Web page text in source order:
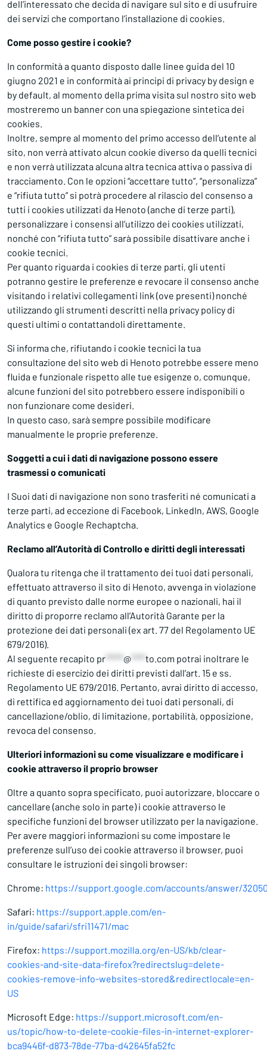
dell’interessato che decida di navigare sul sito e di usufruire
dei servizi che comportano l’installazione di cookies.
Come posso gestire i cookie?
In conformità a quanto disposto dalle linee guida del 10
giugno 2021 e in conformità ai principi di privacy by design e
by default, al momento della prima visita sul nostro sito web
mostreremo un banner con una spiegazione sintetica dei
cookies.
Inoltre, sempre al momento del primo accesso dell’utente al
sito, non verrà attivato alcun cookie diverso da quelli tecnici
e non verrà utilizzata alcuna altra tecnica attiva o passiva di
tracciamento. Con le opzioni “accettare tutto”, “personalizza”
e “rifiuta tutto” si potrà procedere al rilascio del consenso a
tutti i cookies utilizzati da Henoto (anche di terze parti),
personalizzare i consensi all’utilizzo dei cookies utilizzati,
nonché con “rifiuta tutto” sarà possibile disattivare anche i
cookie tecnici.
Per quanto riguarda i cookies di terze parti, gli utenti
potranno gestire le preferenze e revocare il consenso anche
visitando i relativi collegamenti link (ove presenti) nonché
utilizzando gli strumenti descritti nella privacy policy di
questi ultimi o contattandoli direttamente.
Si informa che, rifiutando i cookie tecnici la tua
consultazione del sito web di Henoto potrebbe essere meno
fluida e funzionale rispetto alle tue esigenze o, comunque,
alcune funzioni del sito potrebbero essere indisponibili o
non funzionare come desideri.
In questo caso, sarà sempre possibile modificare
manualmente le proprie preferenze.
Soggetti a cui i dati di navigazione possono essere
trasmessi o comunicati
I Suoi dati di navigazione non sono trasferiti né comunicati a
terze parti, ad eccezione di Facebook, LinkedIn, AWS, Google
Analytics e Google Rechaptcha.
Reclamo all’Autorità di Controllo e diritti degli interessati
Qualora tu ritenga che il trattamento dei tuoi dati personali,
effettuato attraverso il sito di Henoto, avvenga in violazione
di quanto previsto dalle norme europee o nazionali, hai il
diritto di proporre reclamo all’Autorità Garante per la
protezione dei dati personali (ex art. 77 del Regolamento UE
679/2016).
Al seguente recapito pr ***** @ **** to.com potrai inoltrare le
richieste di esercizio dei diritti previsti dall’art. 15 e ss.
Regolamento UE 679/2016. Pertanto, avrai diritto di accesso,
di rettifica ed aggiornamento dei tuoi dati personali, di
cancellazione/oblio, di limitazione, portabilità, opposizione,
revoca del consenso.
Ulteriori informazioni su come visualizzare e modificare i
cookie attraverso il proprio browser
Oltre a quanto sopra specificato, puoi autorizzare, bloccare o
cancellare (anche solo in parte) i cookie attraverso le
specifiche funzioni del browser utilizzato per la navigazione.
Per avere maggiori informazioni su come impostare le
preferenze sull’uso dei cookie attraverso il browser, puoi
consultare le istruzioni dei singoli browser:
Chrome: https://support.google.com/accounts/answer/
Safari: https://support.apple.com/en-
in/guide/safari/sfri11471/mac
Firefox: https://support.mozilla.org/en-US/kb/clear-
cookies-and-site-data-firefox?redirectslug=delete-
cookies-remove-info-websites-stored&redirectlocale=en-
US
Microsoft Edge: https://support.microsoft.com/en-
us/topic/how-to-delete-cookie-files-in-internet-explorer-
bca9446f-d873-78de-77ba-d42645fa52fc